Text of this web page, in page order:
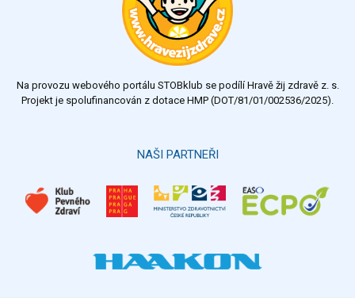
Výsledky Všechny ankety
Na provozu webového portálu STOBklub se podílí Hravě žij zdravě z. s.
Projekt je spolufinancován z dotace HMP (DOT/81/01/002536/2025).
NAŠI PARTNEŘI